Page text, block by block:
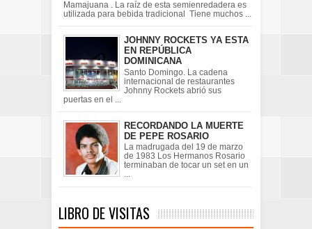
Mamajuana . La raíz de esta semienredadera es
utilizada para bebida tradicional Tiene muchos ...
JOHNNY ROCKETS YA ESTA
EN REPÚBLICA
DOMINICANA
Santo Domingo. La cadena
internacional de restaurantes
Johnny Rockets abrió sus
puertas en el ...
RECORDANDO LA MUERTE
DE PEPE ROSARIO
La madrugada del 19 de marzo
de 1983 Los Hermanos Rosario
terminaban de tocar un set en un
...
LIBRO DE VISITAS